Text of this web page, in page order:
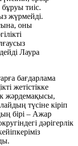
тиіс.
жүрмейді.
оны
Лаура
бағдарлама
жетістікке
жәрдемақысы,
түсіне кіріп
бірі – Ажар
дәрігерлік